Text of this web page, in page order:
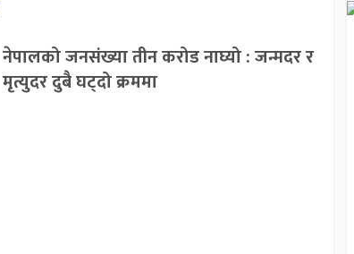
नेपालको जनसंख्या तीन करोड नाघ्यो : जन्मदर र
मृत्युदर दुबै घट्दो क्रममा